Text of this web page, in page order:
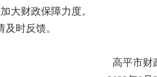
大财政保障力度。
时反馈。
高平市